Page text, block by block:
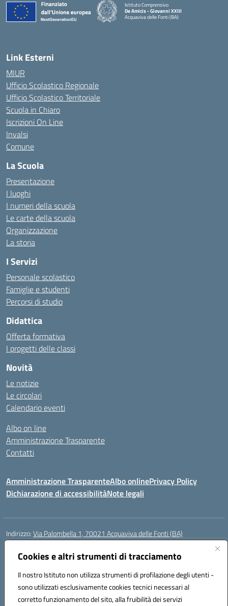
Cookies e altri strumenti di tracciamento
Il nostro Istituto non utilizza strumenti di profilazione degli utenti -
sono utilizzati esclusivamente cookies tecnici necessari al
corretto funzionamento del sito, alla fruibilità dei servizi
Istituto Comprensivo
De Amicis - Giovanni XXIII
Acquaviva delle Fonti (BA)
— Visita la pagina iniziale della scuola
Link Esterni
MIUR
Ufficio Scolastico Regionale
Ufficio Scolastico Territoriale
Scuola in Chiaro
Iscrizioni On Line
Invalsi
Comune
La Scuola
Presentazione
I luoghi
I numeri della scuola
Le carte della scuola
Organizzazione
La storia
I Servizi
Personale scolastico
Famiglie e studenti
Percorsi di studio
Didattica
Offerta formativa
I progetti delle classi
Novità
Le notizie
Le circolari
Calendario eventi
Albo on line
Amministrazione Trasparente
Contatti
Amministrazione TrasparenteAlbo onlinePrivacy Policy
Dichiarazione di accessibilitàNote legali
Indirizzo:Via Palombella 1, 70021 Acquaviva delle Fonti (BA)
Centralino:
Posta elettronica certificata (PEC):baic89400e@pec.istruzione.it
Codice fiscale: 91121590722
Codice meccanografico:baic89400e
Codice Indice delle Pubbliche Amministrazioni (IPA): icddagio